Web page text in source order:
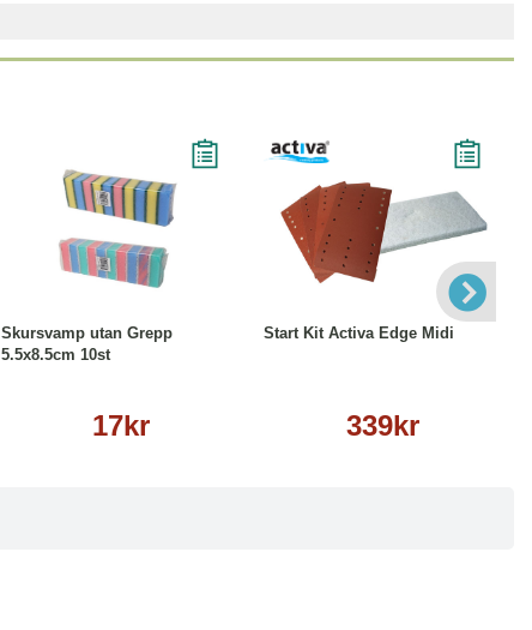
Skursvamp utan Grepp
5.5x8.5cm 10st
17kr
Läs mer
Start Kit Activa Edge Midi
339kr
Köp Läs mer